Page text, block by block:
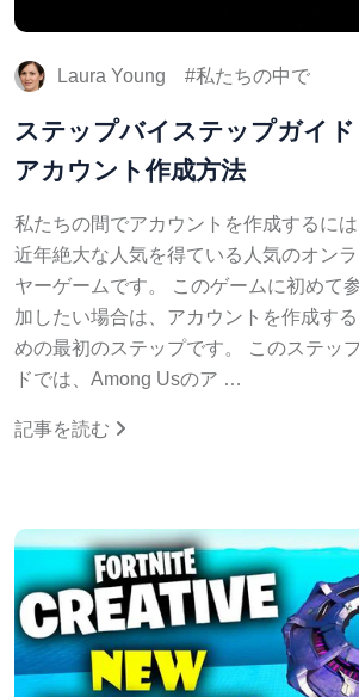
Laura Young 私たちの中で
ステップバイステップガイ
アカウント作成方法
私たちの間でアカウントを作成するには
近年絶大な人気を得ている人気のオン
ヤーゲームです。 このゲームに初めて
加したい場合は、アカウントを作成す
めの最初のステップです。 このステッ
ドでは、Among Usのア …
記事を読む